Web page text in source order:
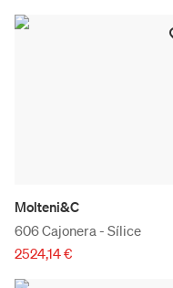
Molteni&C
606 Cajonera - Sílice
2524,14 €